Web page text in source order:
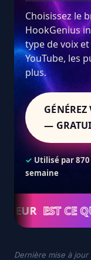
Choisissez le
HookGenius
type de voix
YouTube, les
plus.
—
✓ Utilisé par
semaine
EST CE QU'IL
Dernière mise à jour